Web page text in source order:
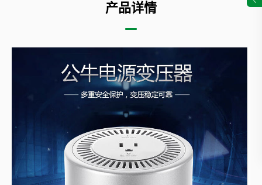
产品详情